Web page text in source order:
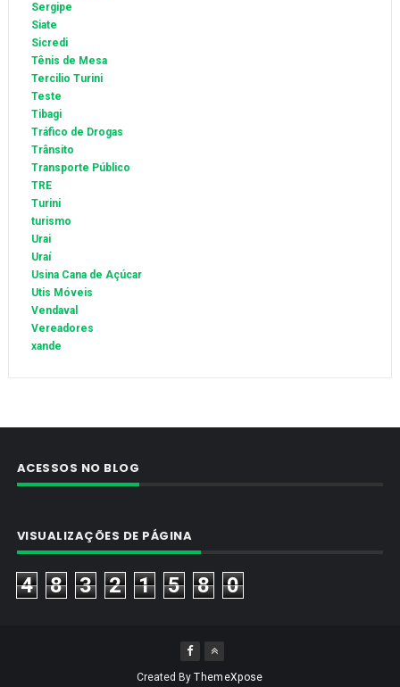
Sergipe
Siate
Sicredi
Tênis de Mesa
Tercilio Turini
Teste
Tibagi
Tráfico de Drogas
Trânsito
Transporte Público
TRE
Turini
turismo
Urai
Uraí
Usina Cana de Açúcar
Utis Móveis
Vendaval
Vereadores
xande
ACESSOS NO BLOG
VISUALIZAÇÕES DE PÁGINA
4 8 3 2 1 5 8 0
Created ByThemeXpose